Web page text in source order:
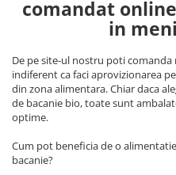
Conserve
Bureti vase si lavete
Prosoape de hartie si servetele
Manusi unica folosinta
Vesela unica folosinta
Maturi, mopuri si galeti
Accesorii maturi, mopuri &
Produse curatare casa si
Vopsea de par si oxidant
Fixativ si spuma de par
Ceara de par si gel
Produse ingrijire barba si
Igiena intima
Geluri si deodorante igiena
Tampoane si absorbante
Scutece adulti
comandat
in
De pe site-ul nostru poti
indiferent ca faci aprovizionarea
din zona alimentara. Chiar daca
de bacanie bio, toate sunt
optime.
Cum pot beneficia de o
bacanie?